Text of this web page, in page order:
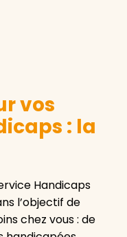
vos
: la
Handicaps
l’objectif de
chez vous : de